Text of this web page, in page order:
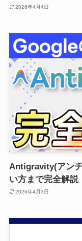
2026年4月4日
Antigravity(アン
い方まで完全解説
2026年4月3日